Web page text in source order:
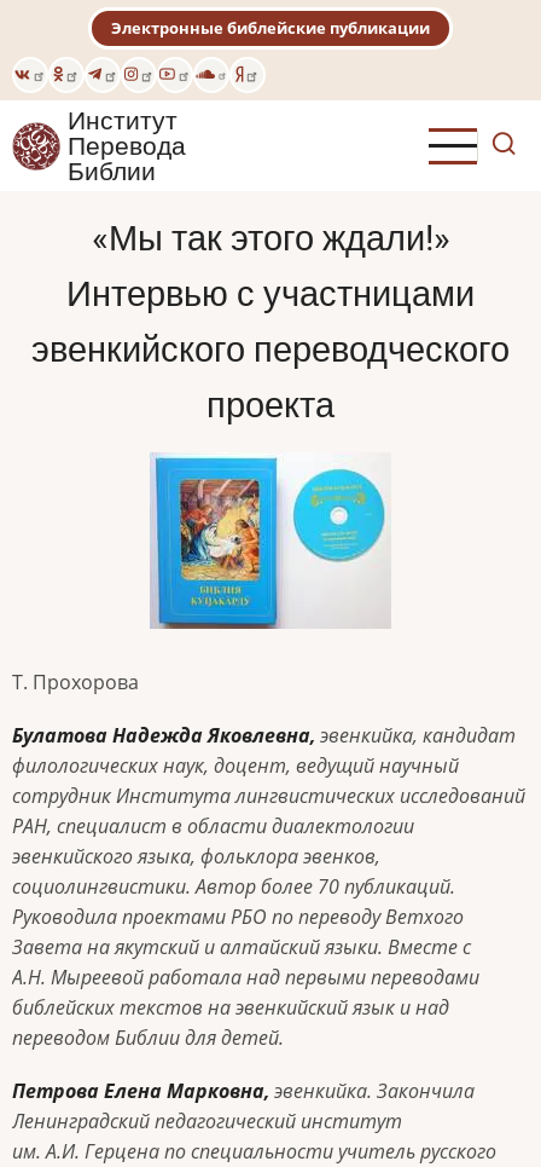
основному
содержанию
Электронные библейские публикации
Институт
Перевода
Библии
«Мы так этого ждали!»
Интервью с участницами
эвенкийского переводческого
проекта
Т. Прохорова
Булатова Надежда Яковлевна, эвенкийка, кандидат
филологических наук, доцент, ведущий научный
сотрудник Института лингвистических исследований
РАН, специалист в области диалектологии
эвенкийского языка, фольклора эвенков,
социолингвистики. Автор более 70 публикаций.
Руководила проектами РБО по переводу Ветхого
Завета на якутский и алтайский языки. Вместе с
А.Н. Мыреевой работала над первыми переводами
библейских текстов на эвенкийский язык и над
переводом Библии для детей.
Петрова Елена Марковна, эвенкийка. Закончила
Ленинградский педагогический институт
им. А.И. Герцена по специальности учитель русского